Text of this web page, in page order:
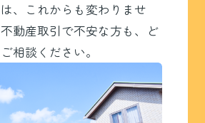
、これからも変わりませ
動産取引で不安な方も、ど
相談ください。